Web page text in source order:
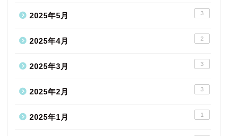
2025年5月 3
2025年4月 2
2025年3月 3
2025年2月 3
2025年1月 1